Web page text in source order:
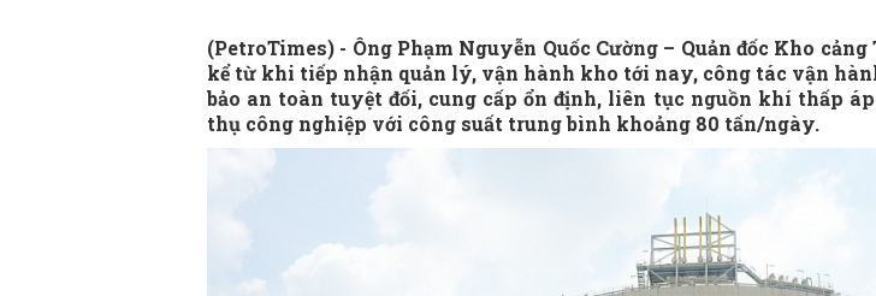
(PetroTimes) - Ông Phạm Nguyễn Quốc Cường – Quản đốc Kho
kể từ khi tiếp nhận quản lý, vận hành kho tới nay, công tác vận
bảo an toàn tuyệt đối, cung cấp ổn định, liên tục nguồn khí thấp
thụ công nghiệp với công suất trung bình khoảng 80 tấn/ngày.